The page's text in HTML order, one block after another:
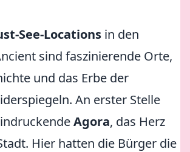
See-Locations in den
sind faszinierende Orte,
und das Erbe der
An erster Stelle
Agora, das Herz
Hier hatten die Bürger die